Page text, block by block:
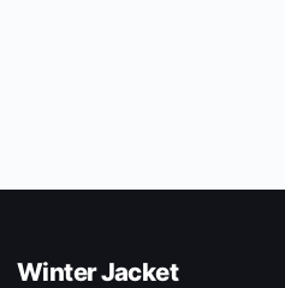
Winter Jacket